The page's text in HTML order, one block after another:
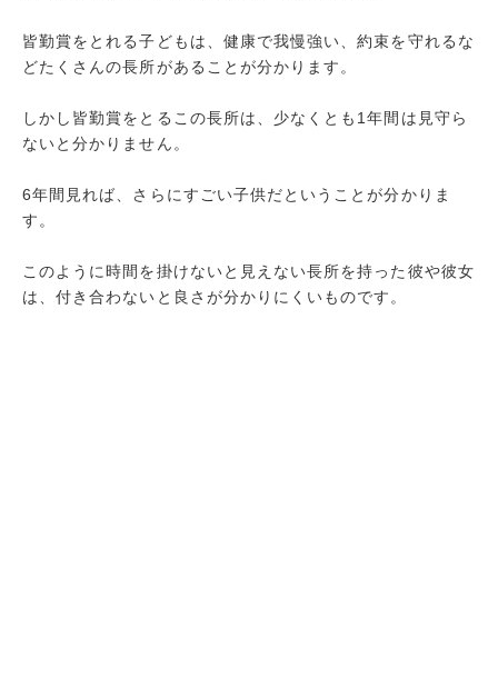
皆勤賞をとれる子どもは、健康で我慢強い、約束を守れるな
どたくさんの長所があることが分かります。
しかし皆勤賞をとるこの長所は、少なくとも1年間は見守ら
ないと分かりません。
6年間見れば、さらにすごい子供だということが分かりま
す。
このように時間を掛けないと見えない長所を持った彼や彼女
は、付き合わないと良さが分かりにくいものです。